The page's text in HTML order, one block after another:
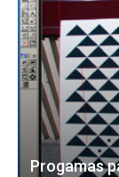
Progamas